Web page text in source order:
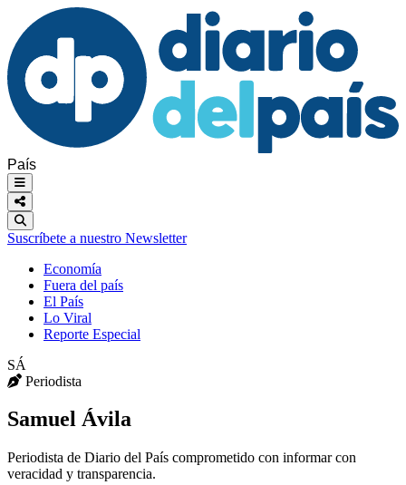
País
Suscríbete a nuestro Newsletter
Economía
Fuera del país
El País
Lo Viral
Reporte Especial
SÁ
Periodista
Samuel Ávila
Periodista de Diario del País comprometido con informar con
veracidad y transparencia.